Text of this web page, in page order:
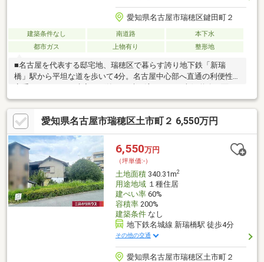
愛知県名古屋市瑞穂区鍵田町２
建築条件なし 南道路
本下水
都市ガス
上物有り 整形地
■名古屋を代表する邸宅地、瑞穂区で暮らす誇り地下鉄「新瑞
橋」駅から平坦な道を歩いて4分。名古屋中心部へ直通の利便性を
た整形地は、将来にわたり確かな価値を感じさせる住舞台です。
■週末を家族で満喫する、充実したロケーション「瑞穂運動場
西」駅へも徒歩9分。公園での散策やスポーツ、そして周辺の洗練
されたショップ巡り。日常の買い出しも、徒歩10分圏内のスーパ
ーでスマートに完結します。■理想を形にする、自由なキャンバ
ス建築条件はありません。ご家族の歩みに合わせた唯一無二の空
間を。瑞穂区鍵田町。この地に住まう悦びを、ぜひ現地でお
愛知県名古屋市瑞穂区土市町２ 6,550万円
6,550万円
（坪単価:-）
土地面積340.31m2
用途地域１種住居
建ぺい率60%
容積率200%
建築条件なし
地下鉄名城線 新瑞橋駅 徒歩4分
その他の交通
愛知県名古屋市瑞穂区土市町２